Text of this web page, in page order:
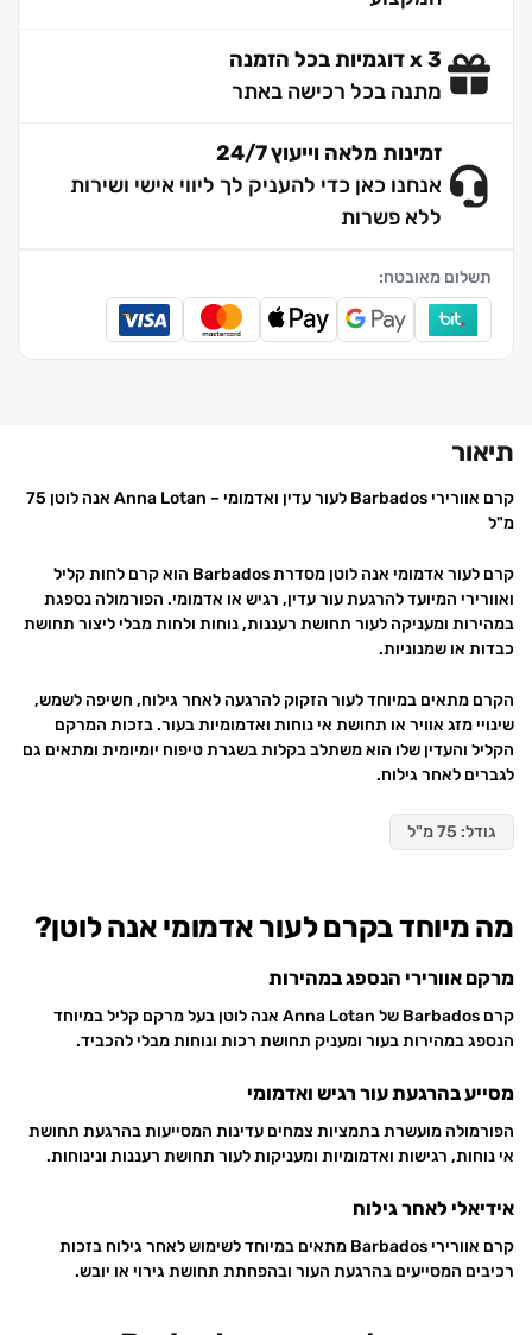
3 x דוגמיות בכל הזמנה
מתנה בכל רכישה באתר
זמינות מלאה וייעוץ 24/7
אנחנו כאן כדי להעניק לך ליווי אישי ושירות
ללא פשרות
תשלום מאובטח:
תיאור
קרם אוורירי Barbados לעור עדין ואדמומי – Anna Lotan אנה לוטן 75
מ"ל
קרם לעור אדמומי אנה לוטן מסדרת Barbados הוא קרם לחות קליל
ואוורירי המיועד להרגעת עור עדין, רגיש או אדמומי. הפורמולה נספגת
במהירות ומעניקה לעור תחושת רעננות, נוחות ולחות מבלי ליצור תחושת
כבדות או שמנוניות.
הקרם מתאים במיוחד לעור הזקוק להרגעה לאחר גילוח, חשיפה לשמש,
שינויי מזג אוויר או תחושת אי נוחות ואדמומיות בעור. בזכות המרקם
הקליל והעדין שלו הוא משתלב בקלות בשגרת טיפוח יומיומית ומתאים גם
לגברים לאחר גילוח.
גודל: 75 מ"ל
מה מיוחד בקרם לעור אדמומי אנה לוטן?
מרקם אוורירי הנספג במהירות
קרם Barbados של Anna Lotan אנה לוטן בעל מרקם קליל במיוחד
הנספג במהירות בעור ומעניק תחושת רכות ונוחות מבלי להכביד.
מסייע בהרגעת עור רגיש ואדמומי
הפורמולה מועשרת בתמציות צמחים עדינות המסייעות בהרגעת תחושת
אי נוחות, רגישות ואדמומיות ומעניקות לעור תחושת רעננות ונינוחות.
אידיאלי לאחר גילוח
קרם אוורירי Barbados מתאים במיוחד לשימוש לאחר גילוח בזכות
רכיבים המסייעים בהרגעת העור ובהפחתת תחושת גירוי או יובש.